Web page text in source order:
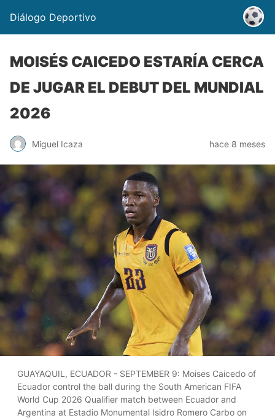
Diálogo Deportivo
MOISÉS CAICEDO ESTARÍA CERCA
DE JUGAR EL DEBUT DEL MUNDIAL
2026
Miguel Icaza hace 8 meses
GUAYAQUIL, ECUADOR - SEPTEMBER 9: Moises Caicedo of
Ecuador control the ball during the South American FIFA
World Cup 2026 Qualifier match between Ecuador and
Argentina at Estadio Monumental Isidro Romero Carbo on